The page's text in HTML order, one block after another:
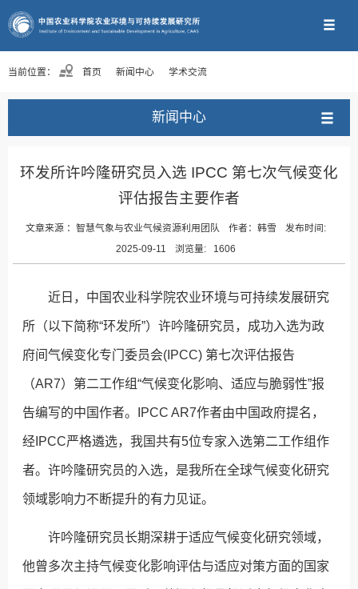
当前位置： 首页 新闻中心 学术交流
新闻中心
环发所许吟隆研究员入选 IPCC 第七次气候变化
评估报告主要作者
文章来源 ： 智慧气象与农业气候资源利用团队 作者： 韩雪
发布时间:
2025-09-11
浏览量: 1606
近日，中国农业科学院农业环境与可持续发展研究
所（以下简称“环发所”）许吟隆研究员，成功入选为政
府间气候变化专门委员会(IPCC) 第七次评估报告
（AR7）第二工作组“气候变化影响、适应与脆弱性”报
告编写的中国作者。IPCC AR7作者由中国政府提名，
经IPCC严格遴选，我国共有5位专家入选第二工作组作
者。许吟隆研究员的入选，是我所在全球气候变化研究
领域影响力不断提升的有力见证。
许吟隆研究员长期深耕于适应气候变化研究领域，
他曾多次主持气候变化影响评估与适应对策方面的国家